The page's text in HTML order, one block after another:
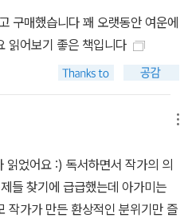
구매했습니다 꽤 오랫동안 여운에
읽어보기 좋은 책입니다
읽었어요 :) 독서하면서 작가의 의
들 찾기에 급급했는데 아가미는
작가가 만든 환상적인 분위기만 즐